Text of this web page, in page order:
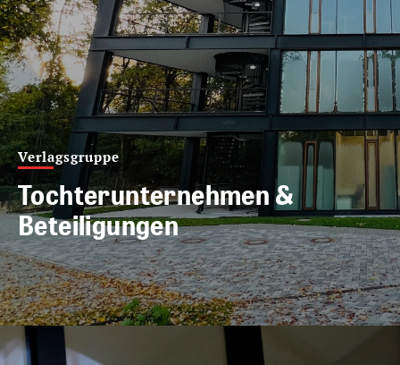
Verlagsgruppe
Tochterunternehmen &
Beteiligungen